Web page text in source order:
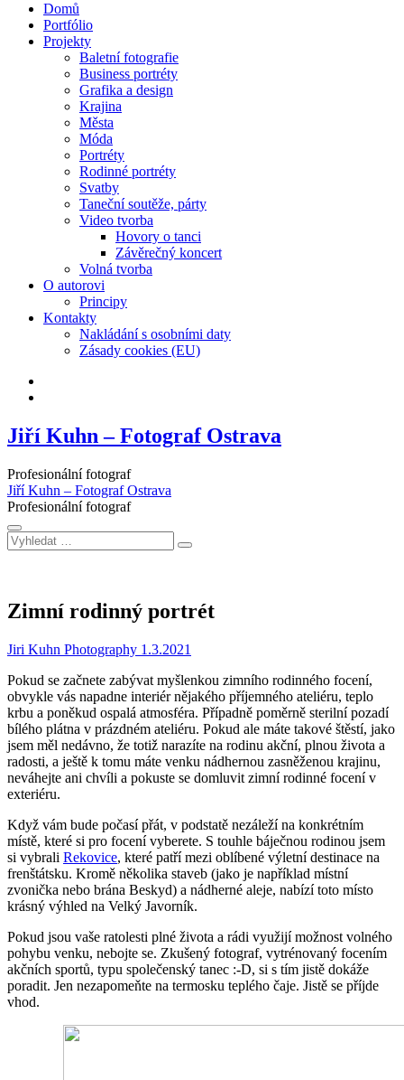
Domů
Portfólio
Projekty
Baletní fotografie
Business portréty
Grafika a design
Krajina
Města
Móda
Portréty
Rodinné portréty
Svatby
Taneční soutěže, párty
Video tvorba
Hovory o tanci
Závěrečný koncert
Volná tvorba
O autorovi
Principy
Kontakty
Nakládání s osobními daty
Zásady cookies (EU)
Jiří Kuhn – Fotograf Ostrava
Profesionální fotograf
Jiří Kuhn – Fotograf Ostrava
Profesionální fotograf
Vyhledat
…
Zimní rodinný portrét
Jiri Kuhn Photography 1.3.2021
Pokud se začnete zabývat myšlenkou zimního rodinného focení,
obvykle vás napadne interiér nějakého příjemného ateliéru, teplo
krbu a poněkud ospalá atmosféra. Případně poměrně sterilní pozadí
bílého plátna v prázdném ateliéru. Pokud ale máte takové štěstí, jako
jsem měl nedávno, že totiž narazíte na rodinu akční, plnou života a
radosti, a ještě k tomu máte venku nádhernou zasněženou krajinu,
neváhejte ani chvíli a pokuste se domluvit zimní rodinné focení v
exteriéru.
Když vám bude počasí přát, v podstatě nezáleží na konkrétním
místě, které si pro focení vyberete. S touhle báječnou rodinou jsem
si vybrali Rekovice, které patří mezi oblíbené výletní destinace na
frenštátsku. Kromě několika staveb (jako je například místní
zvonička nebo brána Beskyd) a nádherné aleje, nabízí toto místo
krásný výhled na Velký Javorník.
Pokud jsou vaše ratolesti plné života a rádi využijí možnost volného
pohybu venku, nebojte se. Zkušený fotograf, vytrénovaný focením
akčních sportů, typu společenský tanec :-D, si s tím jistě dokáže
poradit. Jen nezapomeňte na termosku teplého čaje. Jistě se příjde
vhod.